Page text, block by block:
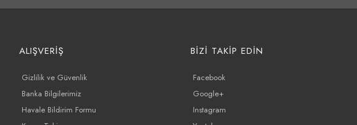
ALIŞVERİŞ
Gizlilik ve Güvenlik
Banka Bilgilerimiz
Havale Bildirim Formu
BİZİ TAKİP EDİN
Facebook
Google+
Instagram